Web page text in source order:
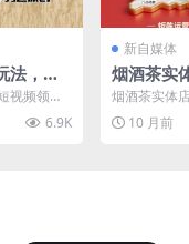
法，三
收，账
原创
视频领域
用户基数
剧... 6.9K
新自媒体
烟酒茶实
百倍获客
烟酒茶实体
客导航图 你
01缺少客户
10 月前